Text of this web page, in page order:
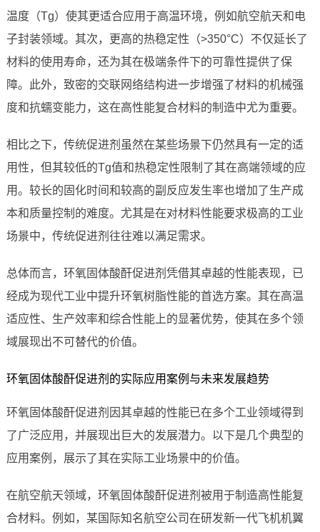
温度（Tg）使其更适合应用于高温环境，例如航空航天和电
子封装领域。其次，更高的热稳定性（>350°C）不仅延长了
材料的使用寿命，还为其在极端条件下的可靠性提供了保
障。此外，致密的交联网络结构进一步增强了材料的机械强
度和抗蠕变能力，这在高性能复合材料的制造中尤为重要。
相比之下，传统促进剂虽然在某些场景下仍然具有一定的适
用性，但其较低的Tg值和热稳定性限制了其在高端领域的应
用。较长的固化时间和较高的副反应发生率也增加了生产成
本和质量控制的难度。尤其是在对材料性能要求极高的工业
场景中，传统促进剂往往难以满足需求。
总体而言，环氧固体酸酐促进剂凭借其卓越的性能表现，已
经成为现代工业中提升环氧树脂性能的首选方案。其在高温
适应性、生产效率和综合性能上的显著优势，使其在多个领
域展现出不可替代的价值。
环氧固体酸酐促进剂的实际应用案例与未来发展趋势
环氧固体酸酐促进剂因其卓越的性能已在多个工业领域得到
了广泛应用，并展现出巨大的发展潜力。以下是几个典型的
应用案例，展示了其在实际工业场景中的价值。
在航空航天领域，环氧固体酸酐促进剂被用于制造高性能复
合材料。例如，某国际知名航空公司在研发新一代飞机机翼